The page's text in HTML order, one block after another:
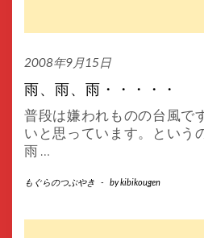
2008年9月15日
雨、雨、雨・・・・・
普段は嫌われものの台風で
いと思っています。という
雨…
もぐらのつぶやき - bykibikougen